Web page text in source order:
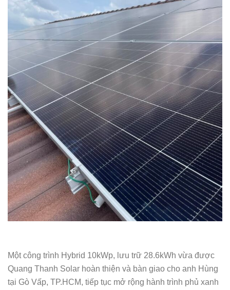
Một công trình Hybrid 10kWp, lưu trữ 28.6kWh vừa được
Quang Thanh Solar hoàn thiện và bàn giao cho anh Hùng
tại Gò Vấp, TP.HCM, tiếp tục mở rộng hành trình phủ xanh